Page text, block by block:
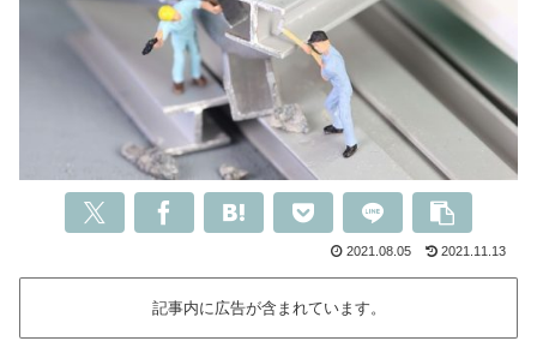
2021.08.05 2021.11.13
記事内に広告が含まれています。